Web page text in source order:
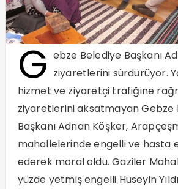
G ebze Belediye Başkanı
ziyaretlerini sürdürüyor.
hizmet ve ziyaretçi trafiğine
ziyaretlerini aksatmayan Gebze
Başkanı Adnan Köşker,
mahallelerinde engelli ve hasta
ederek moral oldu. Gaziler
yüzde yetmiş engelli Hüseyin